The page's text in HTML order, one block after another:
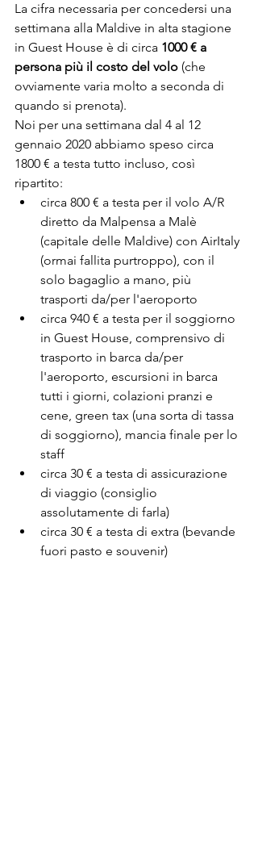
La cifra necessaria per concedersi una
settimana alla Maldive in alta stagione
in Guest House è di circa 1000 € a
persona più il costo del volo (che
ovviamente varia molto a seconda di
quando si prenota).
Noi per una settimana dal 4 al 12
gennaio 2020 abbiamo speso circa
1800 € a testa tutto incluso, così
ripartito:
circa 800 € a testa per il volo A/R
diretto da Malpensa a Malè
(capitale delle Maldive) con AirItaly
(ormai fallita purtroppo), con il
solo bagaglio a mano, più
trasporti da/per l'aeroporto
circa 940 € a testa per il soggiorno
in Guest House, comprensivo di
trasporto in barca da/per
l'aeroporto, escursioni in barca
tutti i giorni, colazioni pranzi e
cene, green tax (una sorta di tassa
di soggiorno), mancia finale per lo
staff
circa 30 € a testa di assicurazione
di viaggio (consiglio
assolutamente di farla)
circa 30 € a testa di extra (bevande
fuori pasto e souvenir)